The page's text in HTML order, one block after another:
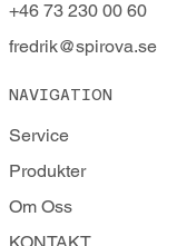
+46 73 230 00 60
fredrik@spirova.se
NAVIGATION
Service
Produkter
Om Oss